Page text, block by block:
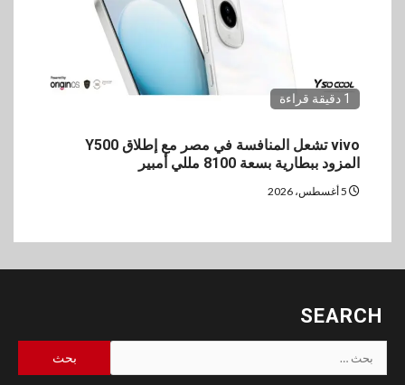
1 دقيقة قراءة
vivo تشعل المنافسة في مصر مع إطلاق Y500
المزود ببطارية بسعة 8100 مللي أمبير
SEARCH
عن: